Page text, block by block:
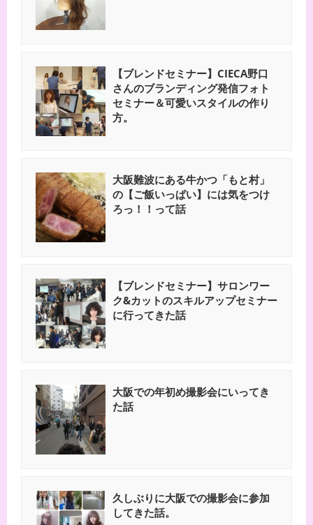
【ブレンドセミナー】CIECA野口
さんのブランディング発信フォト
セミナー＆可愛いスタイルの作り
方。
大阪難波にある牛かつ「もと村」
の【ご飯いっぱい】には気をつけ
ろっ！！って話
【ブレンドセミナー】サロンワー
ク&カットのスキルアップセミナー
に行ってきた話
大阪での年初め撮影会にいってき
た話
久しぶりに大阪での撮影会に参加
してきた話。